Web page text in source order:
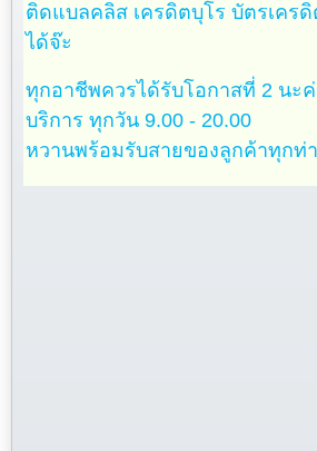
ติดแบลคลิส เครดิตบุโร บัตรเคร
ได้จ๊ะ
ทุกอาชีพควรได้รับโอกาสที่ 2 นะค่
บริการ ทุกวัน 9.00 - 20.00
หวานพร้อมรับสายของลูกค้าทุกท่